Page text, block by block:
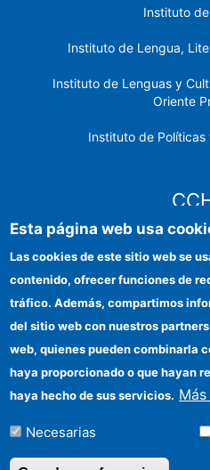
Instituto
Instituto de Lengua,
Instituto de Lenguas y
Oriente
Instituto de Políticas
Identidad
Ayudas
Organismos
Cómo
Esta página web usa
Las cookies de este sitio web se
contenido, ofrecer funciones de
tráfico. Además, compartimos
del sitio web con nuestros
web, quienes pueden combinarla
haya proporcionado o que hayan
haya hecho de sus servicios.
Necesarias